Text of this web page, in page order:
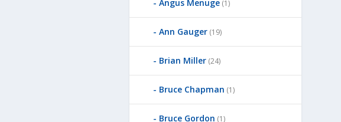
Angus Menuge (1)
Ann Gauger (19)
Brian Miller (24)
Bruce Chapman (1)
Bruce Gordon (1)